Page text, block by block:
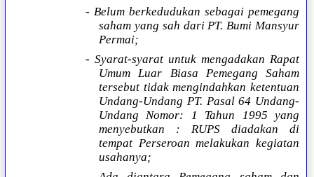
- Belum berkedudukan sebagai pemegang
saham yang sah dari PT. Bumi Mansyur
Permai;
- Syarat-syarat untuk mengadakan Rapat
Umum Luar Biasa Pemegang Saham
tersebut tidak mengindahkan ketentuan
Undang-Undang PT. Pasal 64 Undang-
Undang Nomor: 1 Tahun 1995 yang
menyebutkan : RUPS diadakan di
tempat Perseroan melakukan kegiatan
usahanya;